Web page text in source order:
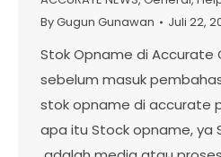
ByGugun Gunawan Juli 22,
Stok Opname di Accurate
sebelum masuk
stok opname di accurate
apa itu Stock opname, ya